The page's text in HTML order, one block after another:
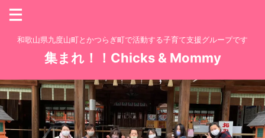
和歌山県九度山町とかつらぎ町で活動する子育て支援グループです
集まれ！！Chicks & Mommy